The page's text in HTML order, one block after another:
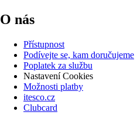
O nás
Přístupnost
Podívejte se, kam doručujeme
Poplatek za službu
Nastavení Cookies
Možnosti platby
itesco.cz
Clubcard